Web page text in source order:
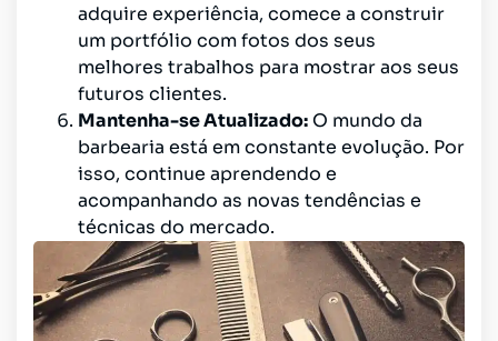
adquire experiência, comece a construir
um portfólio com fotos dos seus
melhores trabalhos para mostrar aos seus
futuros clientes.
Mantenha-se Atualizado: O mundo da
barbearia está em constante evolução. Por
isso, continue aprendendo e
acompanhando as novas tendências e
técnicas do mercado.